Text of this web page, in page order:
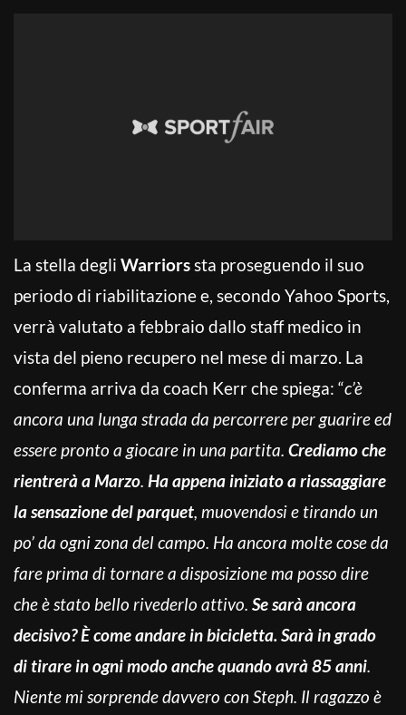
La stella degli Warriorssta proseguendo il suo
periodo di riabilitazione e, secondo Yahoo Sports,
verrà valutato a febbraio dallo staff medico in
vista del pieno recupero nel mese di marzo. La
conferma arriva da coach Kerr che spiega: “c’è
ancora una lunga strada da percorrere per guarire ed
essere pronto a giocare in una partita. Crediamo che
rientrerà a Marzo. Ha appena iniziato a riassaggiare
la sensazione del parquet, muovendosi e tirando un
po’ da ogni zona del campo. Ha ancora molte cose da
fare prima di tornare a disposizione ma posso dire
che è stato bello rivederlo attivo. Se sarà ancora
decisivo? È come andare in bicicletta. Sarà in grado
di tirare in ogni modo anche quando avrà 85 anni.
Niente mi sorprende davvero con Steph. Il ragazzo è